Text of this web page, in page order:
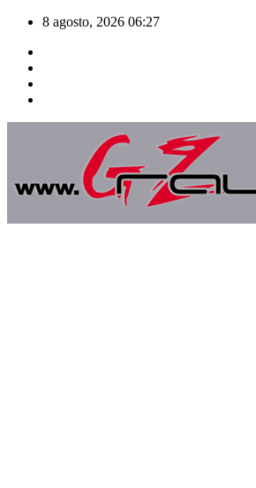
Saltar
contenido
8 agosto, 2026 06:27